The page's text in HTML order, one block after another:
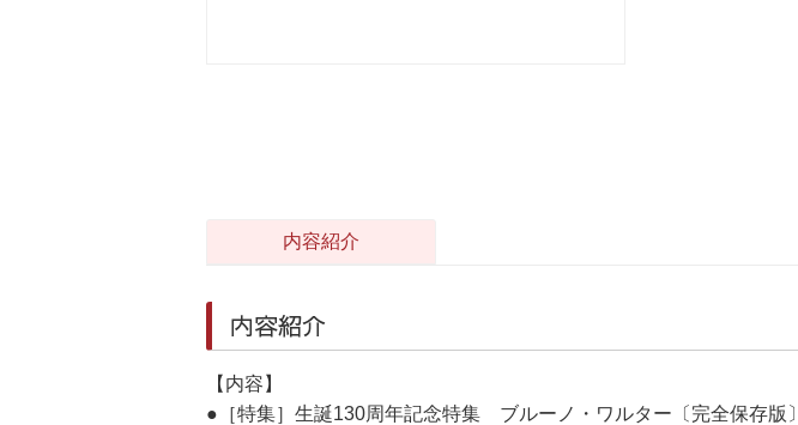
内容紹介
内容紹介
【内容】
●［特集］生誕130周年記念特集 ブルーノ・ワルター〔完全保存版〕